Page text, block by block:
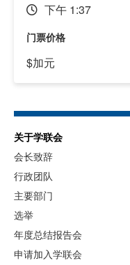
下午 1:37
门票价格
$加元
关于学联会
会长致辞
行政团队
主要部门
选举
年度总结报告会
申请加入学联会